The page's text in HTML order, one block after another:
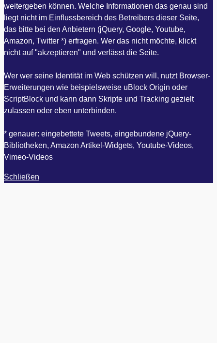
weitergeben können. Welche Informationen das genau sind
liegt nicht im Einflussbereich des Betreibers dieser Seite,
das bitte bei den Anbietern (jQuery, Google, Youtube,
Amazon, Twitter *) erfragen. Wer das nicht möchte, klickt
nicht auf "akzeptieren" und verlässt die Seite.
Wer wer seine Identität im Web schützen will, nutzt Browser-
Erweiterungen wie beispielsweise uBlock Origin oder
ScriptBlock und kann dann Skripte und Tracking gezielt
zulassen oder eben unterbinden.
* genauer: eingebettete Tweets, eingebundene jQuery-
Bibliotheken, Amazon Artikel-Widgets, Youtube-Videos,
Vimeo-Videos
Schließen